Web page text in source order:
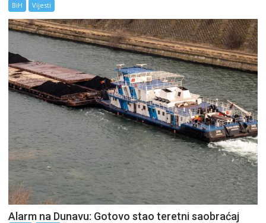
BiH Vijesti
Alarm na Dunavu: Gotovo stao teretni saobraćaj